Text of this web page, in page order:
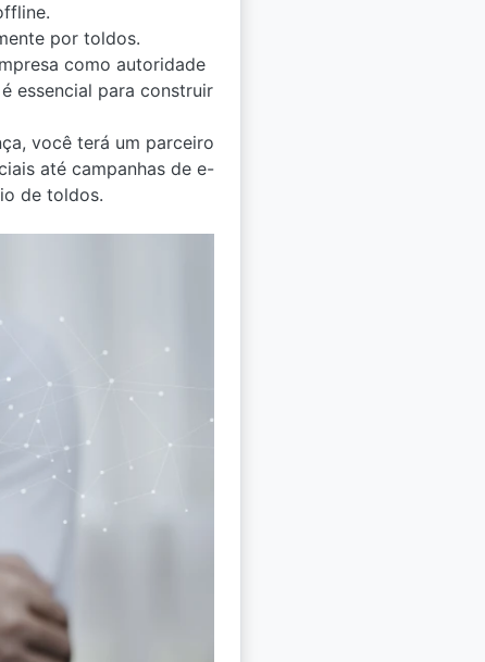
por toldos.
como autoridade
é essencial para construir
você terá um parceiro
até campanhas de e-
de toldos.